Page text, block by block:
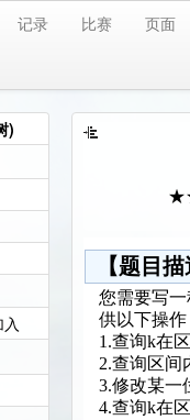
记录 比赛 页面
)
【题目
您需要写
供以下操作
1.查询k在
2.查询区间
3.修改某一
4.查询k在